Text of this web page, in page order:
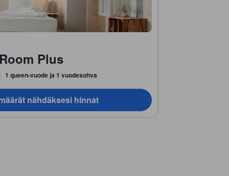
Plus
1 queen-vuode ja 1 vuodesohva
nähdäksesi hinnat